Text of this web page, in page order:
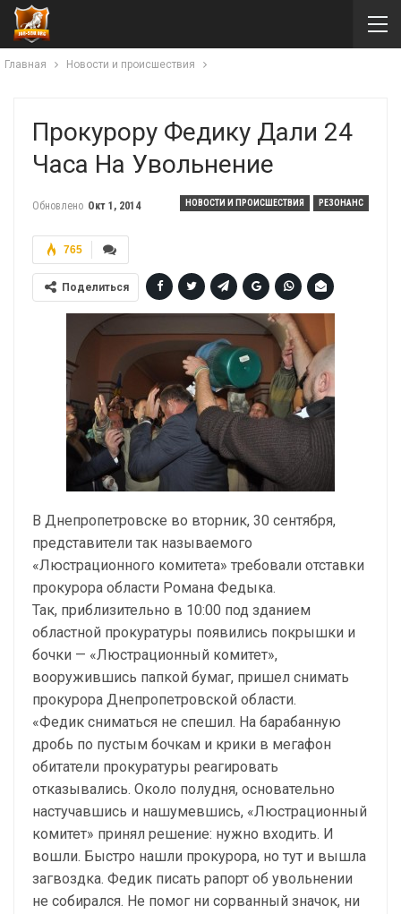
Главная Новости и происшествия
Прокурору Федику Дали 24
Часа На Увольнение
НОВОСТИ И ПРОИСШЕСТВИЯ РЕЗОНАНС
Обновлено Окт 1, 2014
765
Поделиться
В Днепропетровске во вторник, 30 сентября,
представители так называемого
«Люстрационного комитета» требовали отставки
прокурора области Романа Федыка.
Так, приблизительно в 10:00 под зданием
областной прокуратуры появились покрышки и
бочки — «Люстрационный комитет»,
вооружившись папкой бумаг, пришел снимать
прокурора Днепропетровской области.
«Федик сниматься не спешил. На барабанную
дробь по пустым бочкам и крики в мегафон
обитатели прокуратуры реагировать
отказывались. Около полудня, основательно
настучавшись и нашумевшись, «Люстрационный
комитет» принял решение: нужно входить. И
вошли. Быстро нашли прокурора, но тут и вышла
загвоздка. Федик писать рапорт об увольнении
не собирался. Не помог ни сорванный значок, ни